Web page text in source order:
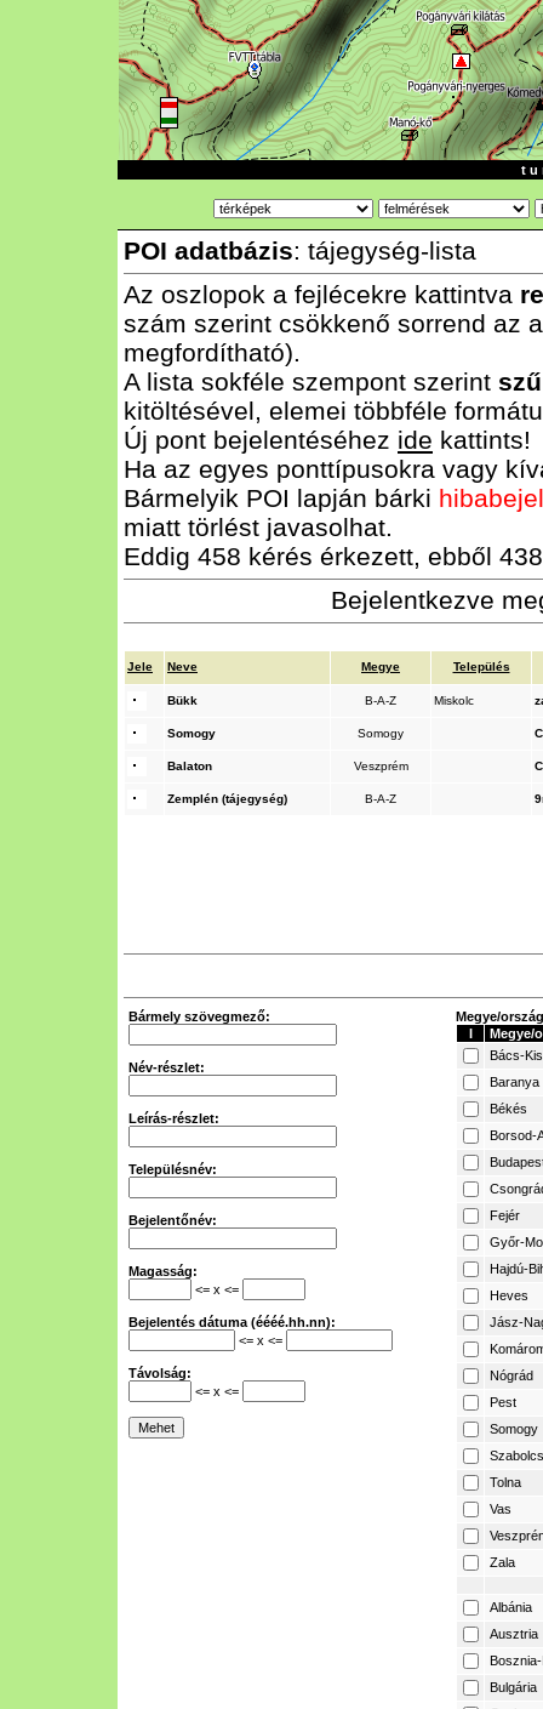
t u
POI adatbázis: tájegység-lista
Az oszlopok a fejlécekre kattintva
szám szerint csökkenő sorrend az
megfordítható).
A lista sokféle szempont szerint
kitöltésével, elemei többféle
Új pont bejelentéséhez ide kattints!
Ha az egyes ponttípusokra vagy
Bármelyik POI lapján bárki
miatt törlést javasolhat.
Eddig 458 kérés érkezett, ebből
Bejelentkezve
Jele Neve Megye Település
Bükk B-A-Z Miskolc
Somogy Somogy
Balaton Veszprém
Zemplén (tájegység) B-A-Z
Bármely szövegmező:
Név-részlet:
Leírás-részlet:
Településnév:
Bejelentőnév:
Magasság:
<= x <=
Bejelentés dátuma (éééé.hh.nn):
<= x <=
Távolság:
<= x <=
Megye/
I
Megye/
Bács-
Baranya
Békés
Borsod-
Fejér
Győr-
Hajdú-
Heves
Jász-
Nógrád
Pest
Somogy
Tolna
Vas
Zala
Albánia
Ausztria
Bulgária